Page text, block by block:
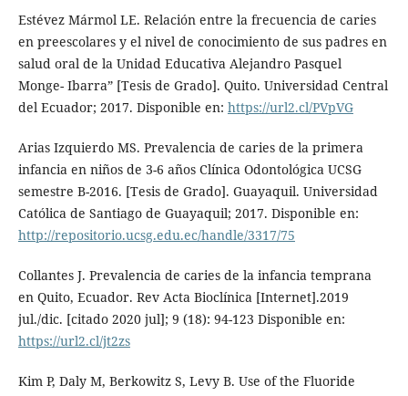
Estévez Mármol LE. Relación entre la frecuencia de caries
en preescolares y el nivel de conocimiento de sus padres en
salud oral de la Unidad Educativa Alejandro Pasquel
Monge- Ibarra” [Tesis de Grado]. Quito. Universidad Central
del Ecuador; 2017. Disponible en: https://url2.cl/PVpVG
Arias Izquierdo MS. Prevalencia de caries de la primera
infancia en niños de 3-6 años Clínica Odontológica UCSG
semestre B-2016. [Tesis de Grado]. Guayaquil. Universidad
Católica de Santiago de Guayaquil; 2017. Disponible en:
http://repositorio.ucsg.edu.ec/handle/3317/75
Collantes J. Prevalencia de caries de la infancia temprana
en Quito, Ecuador. Rev Acta Bioclínica [Internet].2019
jul./dic. [citado 2020 jul]; 9 (18): 94-123 Disponible en:
https://url2.cl/jt2zs
Kim P, Daly M, Berkowitz S, Levy B. Use of the Fluoride